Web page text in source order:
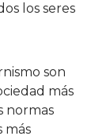
los seres
son
más
normas
más